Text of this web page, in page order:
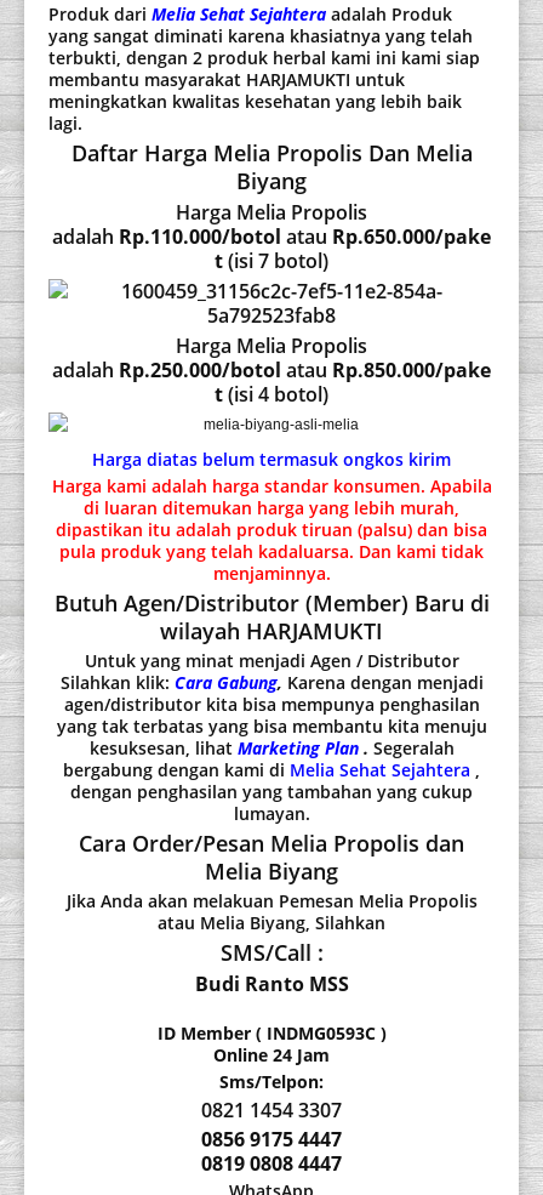
Produk dari Melia Sehat Sejahtera adalah Produk
yang sangat diminati karena khasiatnya yang telah
terbukti, dengan 2 produk herbal kami ini kami siap
membantu masyarakat HARJAMUKTI untuk
meningkatkan kwalitas kesehatan yang lebih baik
lagi.
Daftar Harga Melia Propolis Dan Melia
Biyang
Harga Melia Propolis
adalah Rp.110.000/botol atau Rp.650.000/pake
t(isi 7 botol)
Harga Melia Propolis
adalah Rp.250.000/botol atau Rp.850.000/pake
t(isi 4 botol)
Harga diatas belum termasuk ongkos kirim
Harga kami adalah harga standar konsumen. Apabila
di luaran ditemukan harga yang lebih murah,
dipastikan itu adalah produk tiruan (palsu) dan bisa
pula produk yang telah kadaluarsa. Dan kami tidak
menjaminnya.
Butuh Agen/Distributor (Member) Baru di
wilayah HARJAMUKTI
Untuk yang minat menjadi Agen / Distributor
Silahkan klik: Cara Gabung, Karena dengan menjadi
agen/distributor kita bisa mempunya penghasilan
yang tak terbatas yang bisa membantu kita menuju
kesuksesan, lihat Marketing Plan . Segeralah
bergabung dengan kami di Melia Sehat Sejahtera ,
dengan penghasilan yang tambahan yang cukup
lumayan.
Cara Order/Pesan Melia Propolis dan
Melia Biyang
Jika Anda akan melakuan Pemesan Melia Propolis
atau Melia Biyang, Silahkan
SMS/Call :
Budi Ranto MSS
ID Member ( INDMG0593C )
Online 24 Jam
Sms/Telpon:
0821 1454 3307
0856 9175 4447
0819 0808 4447